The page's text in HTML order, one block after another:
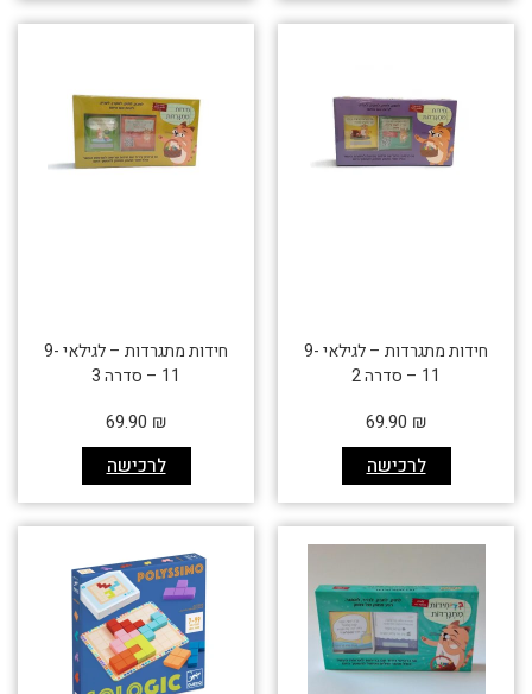
חידות מתגרדות – לגילאי 9-
11 – סדרה 2
לרכישה
69.90 ₪
חידות מתגרדות – לגילאי 9-
11 – סדרה 3
לרכישה
69.90 ₪